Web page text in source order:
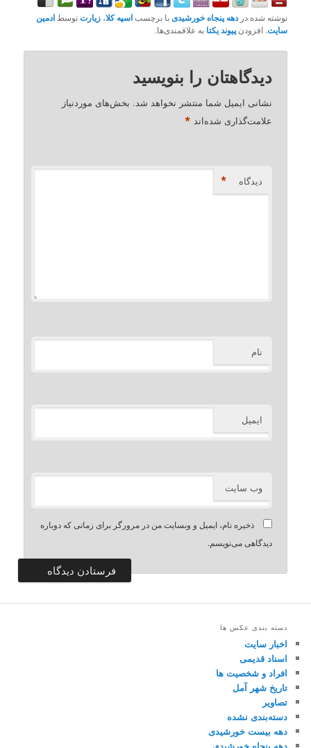
نوشته شده دردهه پنجاه خورشیدیبا برچسباسپه کلا،زیارتتوسطادمین
سایت. افزودنپیوند یکتا به علاقمندی‌ها.
دیدگاهتان را بنویسید
نشانی ایمیل شما منتشر نخواهد شد. بخش‌های موردنیاز
علامت‌گذاری شده‌اند *
دیدگاه *
نام
ایمیل
وب‌ سایت
ذخیره نام، ایمیل و وبسایت من در مرورگر برای زمانی که دوباره
دیدگاهی می‌نویسم.
دسته بندی عکس ها
اخبار سایت
اسناد قدیمی
افراد و شخصیت ها
تاریخ شهر آمل
تصاویر
دسته‌بندی نشده
دهه بیست خورشیدی